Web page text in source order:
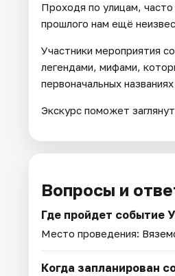
Проходя по улицам,
прошлого нам ещё
Участники мероприятия
легендами, мифами,
первоначальных
Экскурс поможет
Вопросы и
Где пройдет событие
Место проведения:
Когда запланирован